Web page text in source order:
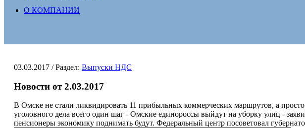
О КОМПАНИИ
03.03.2017 / Раздел: Выпуски НДС
Новости от 2.03.2017
В Омске не стали ликвидировать 11 прибыльных коммерческих маршрутов, а
уголовного дела всего один шаг - Омские единороссы выйдут на уборку улиц -
пенсионеры экономику поднимать будут. Федеральный центр посоветовал